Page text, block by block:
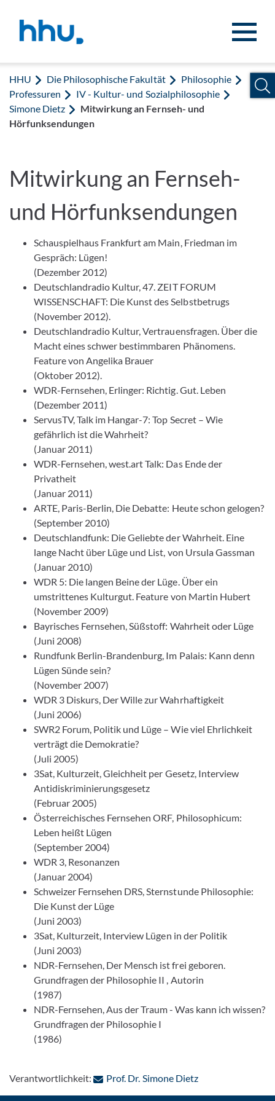
HHU Die Philosophische Fakultät
Philosophie
Professuren
IV - Kultur- und Sozialphilosophie
Simone Dietz
Mitwirkung an Fernseh- und
Hörfunksendungen
Mitwirkung an Fernseh-
und Hörfunksendungen
Schauspielhaus Frankfurt am Main, Friedman im
Gespräch: Lügen!
(Dezember 2012)
Deutschlandradio Kultur, 47. ZEIT FORUM
WISSENSCHAFT: Die Kunst des Selbstbetrugs
(November 2012).
Deutschlandradio Kultur, Vertrauensfragen. Über die
Macht eines schwer bestimmbaren Phänomens.
Feature von Angelika Brauer
(Oktober 2012).
WDR-Fernsehen, Erlinger: Richtig. Gut. Leben
(Dezember 2011)
ServusTV, Talk im Hangar-7: Top Secret – Wie
gefährlich ist die Wahrheit?
(Januar 2011)
WDR-Fernsehen, west.art Talk: Das Ende der
Privatheit
(Januar 2011)
ARTE, Paris-Berlin, Die Debatte: Heute schon gelogen?
(September 2010)
Deutschlandfunk: Die Geliebte der Wahrheit. Eine
lange Nacht über Lüge und List, von Ursula Gassman
(Januar 2010)
WDR 5: Die langen Beine der Lüge. Über ein
umstrittenes Kulturgut. Feature von Martin Hubert
(November 2009)
Bayrisches Fernsehen, Süßstoff: Wahrheit oder Lüge
(Juni 2008)
Rundfunk Berlin-Brandenburg, Im Palais: Kann denn
Lügen Sünde sein?
(November 2007)
WDR 3 Diskurs, Der Wille zur Wahrhaftigkeit
(Juni 2006)
SWR2 Forum, Politik und Lüge – Wie viel Ehrlichkeit
verträgt die Demokratie?
(Juli 2005)
3Sat, Kulturzeit, Gleichheit per Gesetz, Interview
Antidiskriminierungsgesetz
(Februar 2005)
Österreichisches Fernsehen ORF, Philosophicum:
Leben heißt Lügen
(September 2004)
WDR 3, Resonanzen
(Januar 2004)
Schweizer Fernsehen DRS, Sternstunde Philosophie:
Die Kunst der Lüge
(Juni 2003)
3Sat, Kulturzeit, Interview Lügen in der Politik
(Juni 2003)
NDR-Fernsehen, Der Mensch ist frei geboren.
Grundfragen der Philosophie II , Autorin
(1987)
NDR-Fernsehen, Aus der Traum - Was kann ich wissen?
Grundfragen der Philosophie I
(1986)
Verantwortlichkeit: Prof. Dr. Simone Dietz: Per E-Mail